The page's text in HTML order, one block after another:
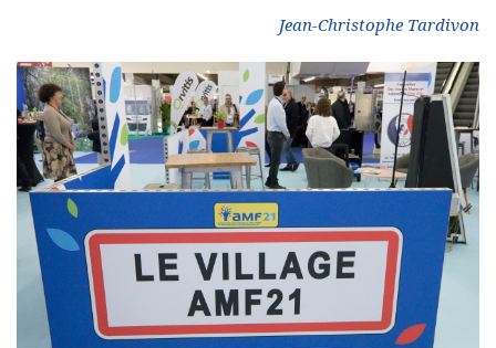
Jean-Christophe Tardivon